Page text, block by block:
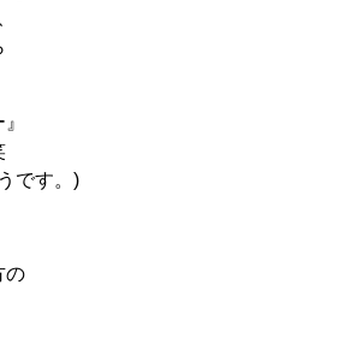
です。)
の